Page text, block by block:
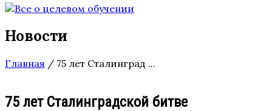
Новости
Главная / 75 лет Сталинград ...
75 лет Сталинградской битве